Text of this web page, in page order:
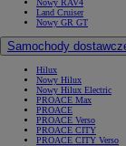
Land Cruiser
Nowy GR GT
Samochody
Hilux
Nowy Hilux
Nowy Hilux Electric
PROACE Max
PROACE
PROACE Verso
PROACE CITY
PROACE CITY Verso